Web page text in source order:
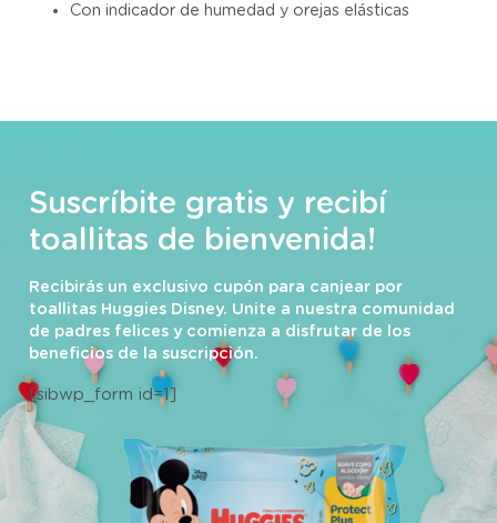
Con indicador de humedad y orejas elásticas
Suscríbite gratis y recibí
toallitas de bienvenida!
Recibirás un exclusivo cupón para canjear por
toallitas Huggies Disney. Unite a nuestra comunidad
de padres felices y comienza a disfrutar de los
beneficios de la suscripción.
[sibwp_form id=1]